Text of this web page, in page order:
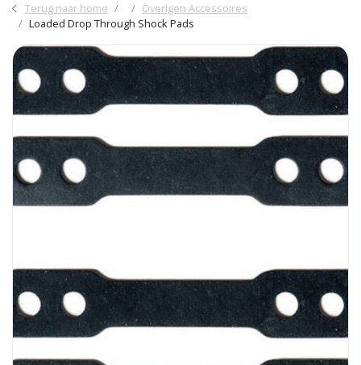
Terug naar home
Overigen Accessoires
Loaded Drop Through Shock Pads